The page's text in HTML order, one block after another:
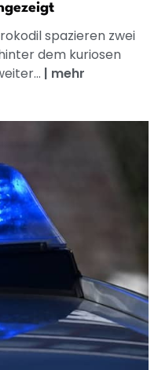
spazieren zwei
dem kuriosen
| mehr